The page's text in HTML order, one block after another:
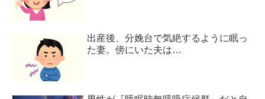
出産後、分娩台で気絶するように眠っ
た妻。傍にいた夫は…